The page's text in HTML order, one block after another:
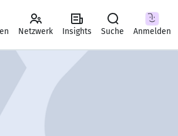
Netzwerk Insights Suche Anmelden